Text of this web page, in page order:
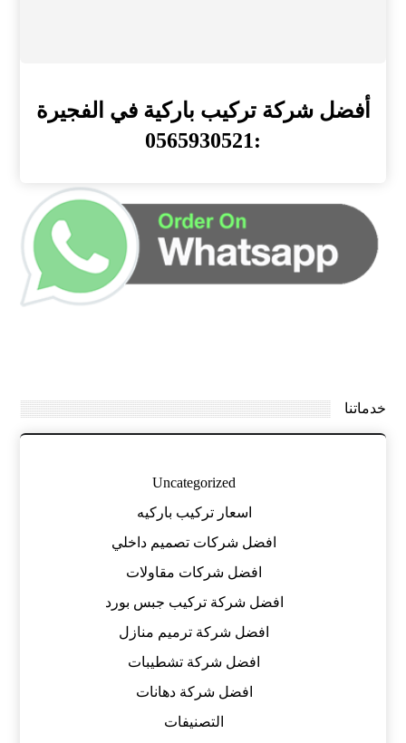
أفضل شركة تركيب باركية في الفجيرة
:0565930521
خدماتنا
Uncategorized
اسعار تركيب باركيه
افضل شركات تصميم داخلي
افضل شركات مقاولات
افضل شركة تركيب جبس بورد
افضل شركة ترميم منازل
افضل شركة تشطيبات
افضل شركة دهانات
التصنيفات